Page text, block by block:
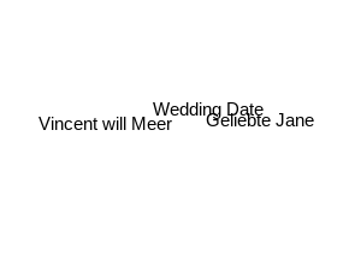
Vincent will Meer
Wedding Date
Geliebte Jane